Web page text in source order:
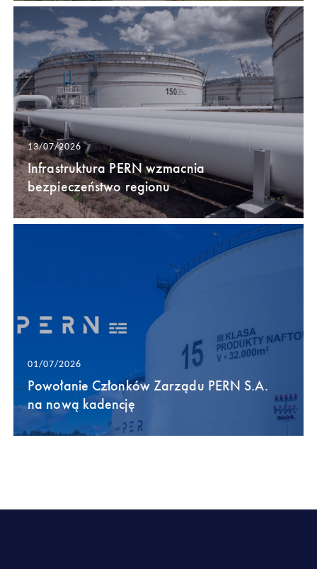
13/07/2026
Infrastruktura PERN wzmacnia
bezpieczeństwo regionu
01/07/2026
Powołanie Członków Zarządu PERN S.A.
na nową kadencję